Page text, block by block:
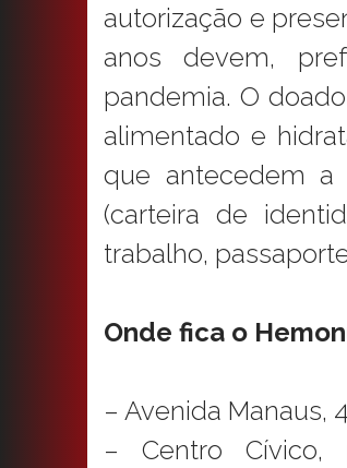
autorização e
anos devem,
pandemia. O
alimentado e
que antecedem a
(carteira de
trabalho,
Onde fica o
– Avenida Manaus,
– Centro Cívico,